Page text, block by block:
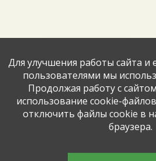
Занятие по
Движение - это
Прошло
скандинавской ходьбе
Антинаркотическая
профилактика
Для улучшения работы сайта и
пользователями мы
Продолжая работу с
использование cookie-
отключить файлы cookie в
браузера.